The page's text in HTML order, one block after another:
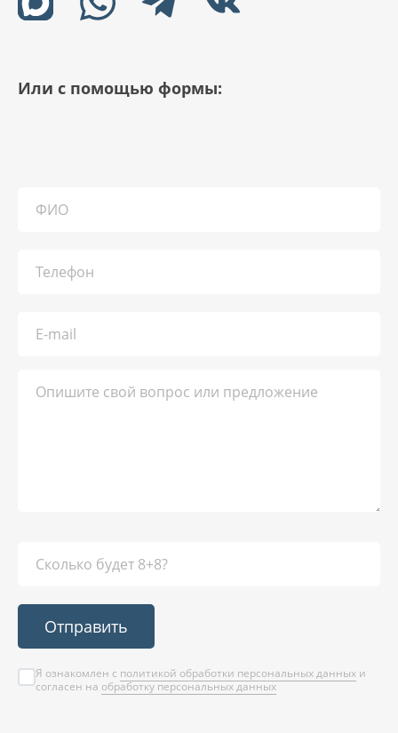
Или с помощью формы:
Отправить
Я ознакомлен с политикой обработки персональных данных и
согласен на обработку персональных данных